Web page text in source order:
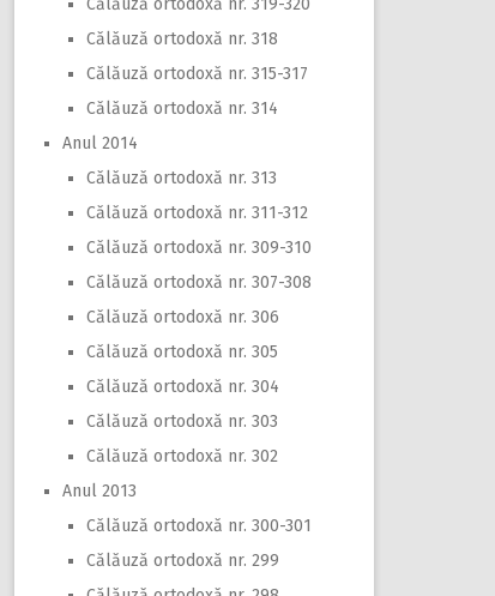
Călăuză ortodoxă nr. 319-320
Călăuză ortodoxă nr. 318
Călăuză ortodoxă nr. 315-317
Călăuză ortodoxă nr. 314
Anul 2014
Călăuză ortodoxă nr. 313
Călăuză ortodoxă nr. 311-312
Călăuză ortodoxă nr. 309-310
Călăuză ortodoxă nr. 307-308
Călăuză ortodoxă nr. 306
Călăuză ortodoxă nr. 305
Călăuză ortodoxă nr. 304
Călăuză ortodoxă nr. 303
Călăuză ortodoxă nr. 302
Anul 2013
Călăuză ortodoxă nr. 300-301
Călăuză ortodoxă nr. 299